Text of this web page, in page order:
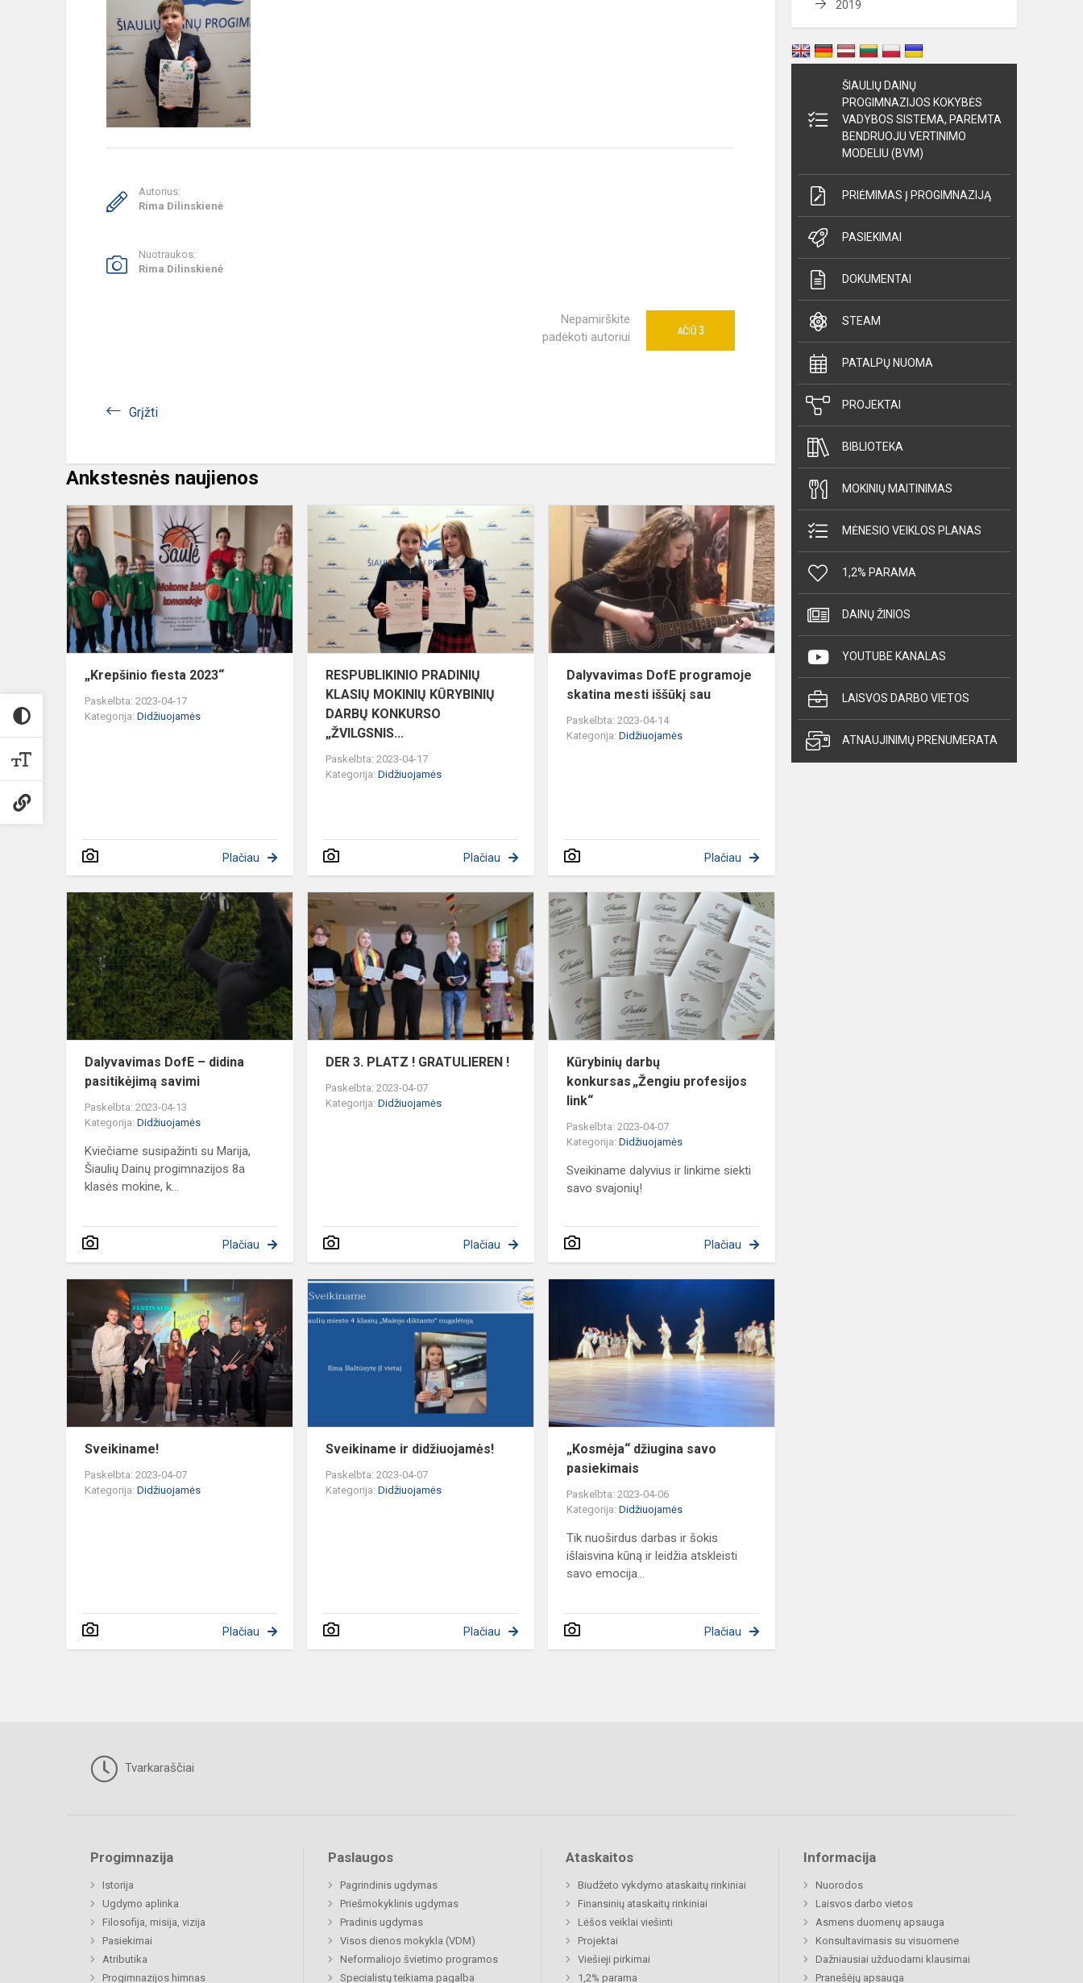
Autorius:
Rima Dilinskienė
Nuotraukos:
Rima Dilinskienė
Nepamirškite
padėkoti autoriui
AČIŪ 3
Grįžti
Ankstesnės naujienos
„Krepšinio
fiesta
2023“
„Krepšinio fiesta 2023“
Paskelbta: 2023-04-17
Kategorija: Didžiuojamės
Plačiau
RESPUBLIKINIO
PRADINIŲ
MOKINIŲ
KŪRYBINIŲ
DARBŲ
KONKU...
RESPUBLIKINIO PRADINIŲ
KLASIŲ MOKINIŲ KŪRYBINIŲ
DARBŲ KONKURSO
„ŽVILGSNIS...
Paskelbta: 2023-04-17
Kategorija:Didžiuojamės
Plačiau
Dalyvavimas
DofE
programoje
skatina
mesti
iššūkį
sau
Dalyvavimas DofE programoje
skatina mesti iššūkį sau
Paskelbta: 2023-04-14
Kategorija:Didžiuojamės
Plačiau
Dalyvavimas
DofE
pasitikėjimą
savimi
Dalyvavimas DofE – didina
pasitikėjimą savimi
Paskelbta: 2023-04-13
Kategorija: Didžiuojamės
Kviečiame susipažinti su Marija,
Šiaulių Dainų progimnazijos 8a
klasės mokine, k...
Plačiau
DER
PLATZ
!
GRATULIEREN
DER 3. PLATZ ! GRATULIEREN !
Paskelbta: 2023-04-07
Kategorija:Didžiuojamės
Plačiau
darbų
profesijos
Kūrybinių darbų
konkursas „Žengiu profesijos
link“
Paskelbta: 2023-04-07
Kategorija:Didžiuojamės
Sveikiname dalyvius ir linkime siekti
savo svajonių!
Plačiau
Sveikiname!
Sveikiname!
Paskelbta: 2023-04-07
Kategorija: Didžiuojamės
Plačiau
Sveikiname
ir
didžiuojamės!
Sveikiname ir didžiuojamės!
Paskelbta: 2023-04-07
Kategorija:Didžiuojamės
Plačiau
savo
pasiekimais
„Kosmėja“ džiugina savo
pasiekimais
Paskelbta: 2023-04-06
Kategorija:Didžiuojamės
Tik nuoširdus darbas ir šokis
išlaisvina kūną ir leidžia atskleisti
savo emocija...
Plačiau
2019
ŠIAULIŲ DAINŲ
PROGIMNAZIJOS KOKYBĖS
VADYBOS SISTEMA, PAREMTA
BENDRUOJU VERTINIMO
MODELIU (BVM)
PRIĖMIMAS Į PROGIMNAZIJĄ
PASIEKIMAI
DOKUMENTAI
STEAM
PATALPŲ NUOMA
PROJEKTAI
BIBLIOTEKA
MOKINIŲ MAITINIMAS
MĖNESIO VEIKLOS PLANAS
1,2% PARAMA
DAINŲ ŽINIOS
YOUTUBE KANALAS
LAISVOS DARBO VIETOS
ATNAUJINIMŲ PRENUMERATA
Tvarkaraščiai
Progimnazija
Istorija
Ugdymo aplinka
Filosofija, misija, vizija
Pasiekimai
Atributika
Progimnazijos himnas
Paslaugos
Pagrindinis ugdymas
Priešmokyklinis ugdymas
Pradinis ugdymas
Visos dienos mokykla (VDM)
Neformaliojo švietimo programos
Specialistų teikiama pagalba
Ataskaitos
Biudžeto vykdymo ataskaitų rinkiniai
Finansinių ataskaitų rinkiniai
Lėšos veiklai viešinti
Projektai
Viešieji pirkimai
1,2% parama
Informacija
Nuorodos
Laisvos darbo vietos
Asmens duomenų apsauga
Konsultavimasis su visuomene
Dažniausiai užduodami klausimai
Pranešėjų apsauga